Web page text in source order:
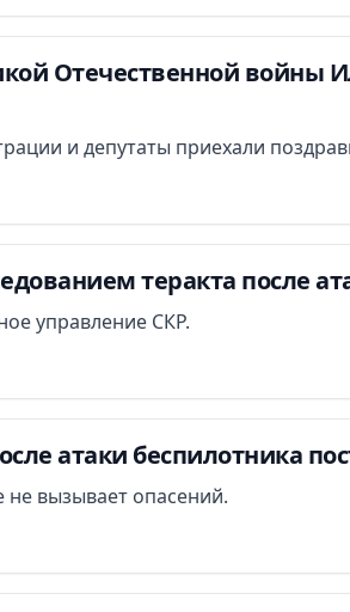
Отечественной войны
и депутаты приехали
теракта после
управление СКР.
атаки беспилотника
вызывает опасений.